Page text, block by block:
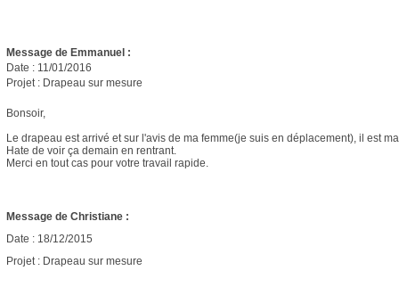
Message de Emmanuel :
Date : 11/01/2016
Projet : Drapeau sur mesure
Bonsoir,
Le drapeau est arrivé et sur l'avis de ma femme(je suis en déplacement), il est
Hate de voir ça demain en rentrant.
Merci en tout cas pour votre travail rapide.
Message de Christiane :
Date : 18/12/2015
Projet : Drapeau sur mesure